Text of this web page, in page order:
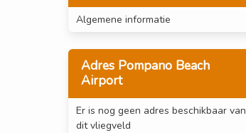
Algemene informatie
Adres Pompano Beach
Airport
Er is nog geen adres beschikbaar van
dit vliegveld